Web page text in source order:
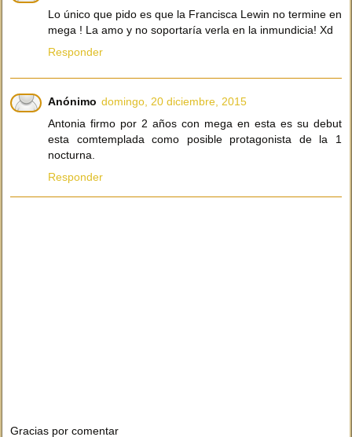
Lo único que pido es que la Francisca Lewin no termine en
mega ! La amo y no soportaría verla en la inmundicia! Xd
Responder
Anónimo domingo, 20 diciembre, 2015
Antonia firmo por 2 años con mega en esta es su debut
esta comtemplada como posible protagonista de la 1
nocturna.
Responder
Gracias por comentar